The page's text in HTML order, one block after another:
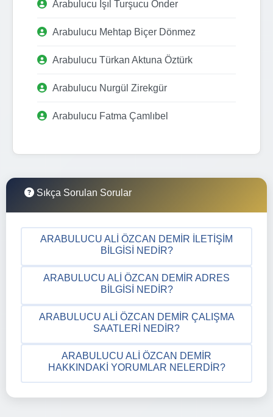
Arabulucu Işıl Turşucu Önder
Arabulucu Mehtap Biçer Dönmez
Arabulucu Türkan Aktuna Öztürk
Arabulucu Nurgül Zirekgür
Arabulucu Fatma Çamlıbel
Sıkça Sorulan Sorular
ARABULUCU ALI ÖZCAN DEMIR İLETIŞIM
BILGISI NEDIR?
ARABULUCU ALI ÖZCAN DEMIR ADRES
BILGISI NEDIR?
ARABULUCU ALI ÖZCAN DEMIR ÇALIŞMA
SAATLERI NEDIR?
ARABULUCU ALI ÖZCAN DEMIR
HAKKINDAKI YORUMLAR NELERDIR?